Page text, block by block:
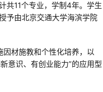
共11个专业，学制4年。学生
予由北京交通大学海滨学院
材施教和个性化培养，以
意识、有创业能力”的应用型